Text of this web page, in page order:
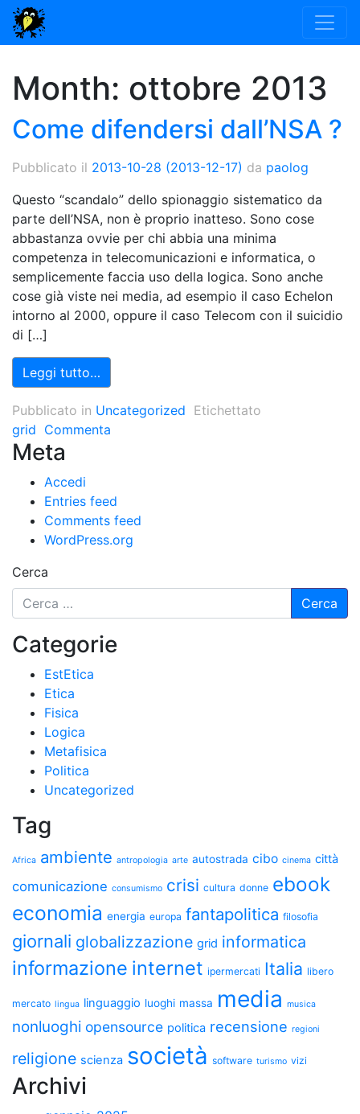
Month: ottobre 2013
Come difendersi dall’NSA ?
Pubblicato il 2013-10-28 (2013-12-17) da paolog
Questo “scandalo” dello spionaggio sistematico da
parte dell’NSA, non è proprio inatteso. Sono cose
abbastanza ovvie per chi abbia una minima
competenza in telecomunicazioni e informatica, o
semplicemente faccia uso della logica. Sono anche
cose già viste nei media, ad esempio il caso Echelon
intorno al 2000, oppure il caso Telecom con il suicidio
di […]
Leggi tutto…
Pubblicato in Uncategorized Etichettato
grid Commenta
Meta
Accedi
Entries feed
Comments feed
WordPress.org
Cerca
Categorie
EstEtica
Etica
Fisica
Logica
Metafisica
Politica
Uncategorized
Tag
Africa ambiente antropologia arte autostrada cibo cinema città
comunicazione consumismo crisi cultura donne ebook
economia energia europa fantapolitica filosofia
giornali globalizzazione grid informatica
informazione internet ipermercati Italia libero
mercato lingua linguaggio luoghi massa media musica
nonluoghi opensource politica recensione regioni
religione scienza società software turismo vizi
Archivi